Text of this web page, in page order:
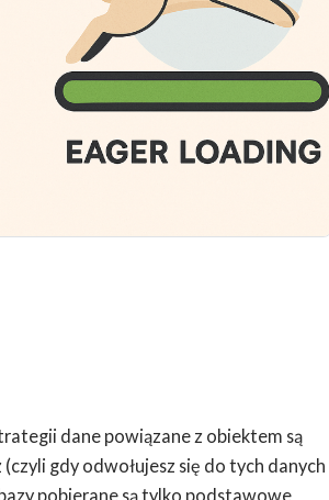
dane powiązane z obiektem są
gdy odwołujesz się do tych danych
pobierane są tylko podstawowe